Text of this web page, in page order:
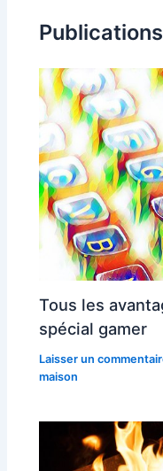
Tous les
spécial gamer
Laisser un
maison